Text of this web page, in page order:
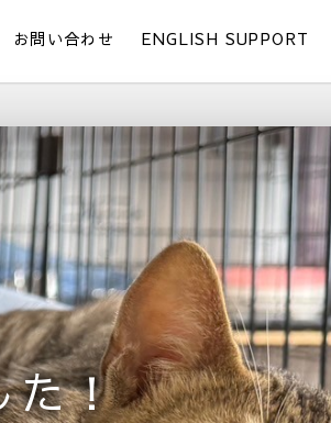
お問い合わせ ENGLISH SUPPORT
た！